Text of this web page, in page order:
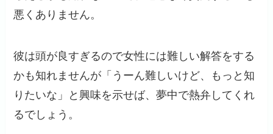
悪くありません。
彼は頭が良すぎるので女性には難しい解答をする
かも知れませんが「うーん難しいけど、もっと知
りたいな」と興味を示せば、夢中で熱弁してくれ
るでしょう。